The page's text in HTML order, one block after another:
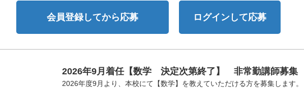
会員登録してから応募 ログインして応募
2026年9月着任【数学 決定次第終了】 非常勤講師募集
2026年度9月より、本校にて【数学】を教えていただける方を募集します。